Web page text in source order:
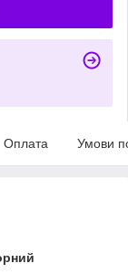
Оплата Умови